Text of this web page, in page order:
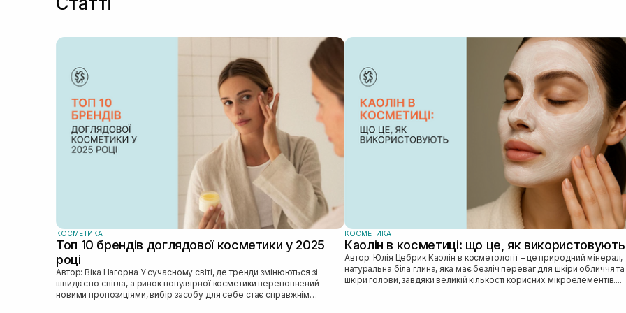
КОСМЕТИКА
Топ 10 брендів доглядової косметики у 2025
році
Автор: Віка Нагорна У сучасному світі, де тренди змінюються зі
швидкістю світла, а ринок популярної косметики переповнений
новими пропозиціями, вибір засобу для себе стає справжнім
КОСМЕТИКА
Каолін в косметиці: що це, як використовують
Автор: Юлія Цебрик Каолін в косметології – це природний мінерал,
натуральна біла глина, яка має безліч переваг для шкіри обличчя та
шкіри голови, завдяки великій кількості корисних мікроелементів....